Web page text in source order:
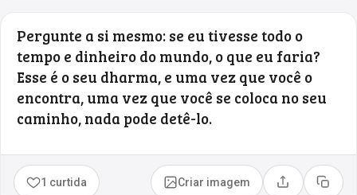
Pergunte a si mesmo: se eu tivesse todo o
tempo e dinheiro do mundo, o que eu faria?
Esse é o seu dharma, e uma vez que você o
encontra, uma vez que você se coloca no seu
caminho, nada pode detê-lo.
1 curtida Criar imagem Compartilhar
Copiar